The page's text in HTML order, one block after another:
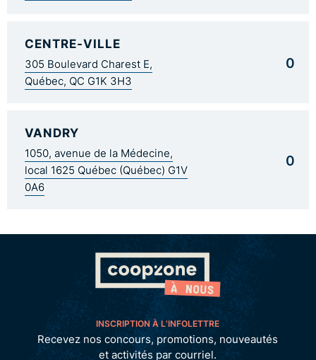
CENTRE-VILLE
305 Boulevard Charest E,
Québec, QC G1K 3H3
0
VANDRY
1050, avenue de la Médecine,
local 1625 Québec (Québec) G1V
0A6
0
INSCRIPTION À L’INFOLETTRE
Recevez nos concours, promotions, nouveautés
et activités par courriel.